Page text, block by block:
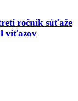
ročník súťaže
víťazov